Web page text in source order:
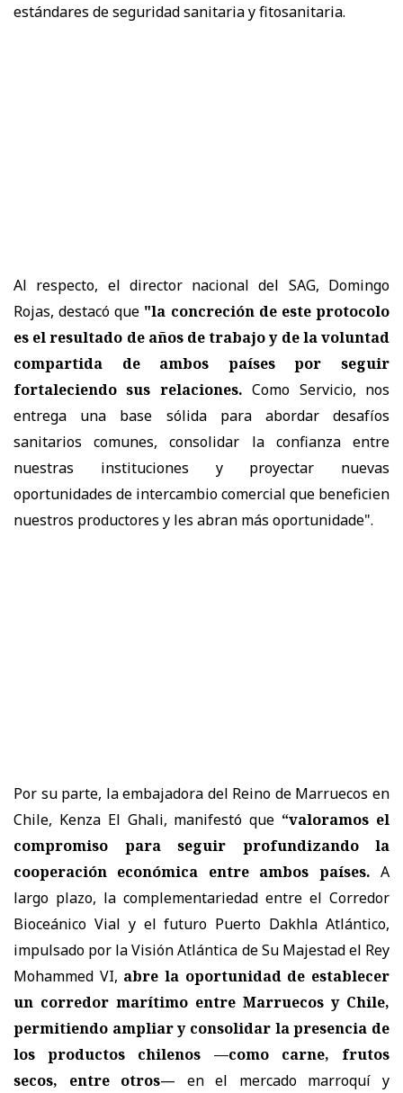
estándares de seguridad sanitaria y fitosanitaria.
Al respecto, el director nacional del SAG, Domingo
Rojas, destacó que "la concreción de este protocolo
es el resultado de años de trabajo y de la voluntad
compartida de ambos países por seguir
fortaleciendo sus relaciones. Como Servicio, nos
entrega una base sólida para abordar desafíos
sanitarios comunes, consolidar la confianza entre
nuestras instituciones y proyectar nuevas
oportunidades de intercambio comercial que beneficien
nuestros productores y les abran más oportunidade".
Por su parte, la embajadora del Reino de Marruecos en
Chile, Kenza El Ghali, manifestó que “valoramos el
compromiso para seguir profundizando la
cooperación económica entre ambos países. A
largo plazo, la complementariedad entre el Corredor
Bioceánico Vial y el futuro Puerto Dakhla Atlántico,
impulsado por la Visión Atlántica de Su Majestad el Rey
Mohammed VI, abre la oportunidad de establecer
un corredor marítimo entre Marruecos y Chile,
permitiendo ampliar y consolidar la presencia de
los productos chilenos —como carne, frutos
secos, entre otros— en el mercado marroquí y